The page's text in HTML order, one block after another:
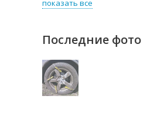
показать все
Последние фото